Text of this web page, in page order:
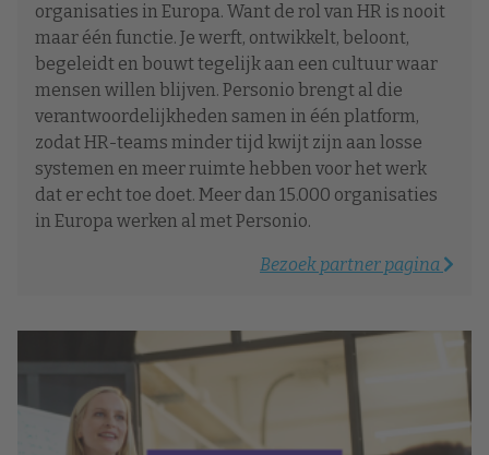
organisaties in Europa. Want de rol van HR is nooit
maar één functie. Je werft, ontwikkelt, beloont,
begeleidt en bouwt tegelijk aan een cultuur waar
mensen willen blijven. Personio brengt al die
verantwoordelijkheden samen in één platform,
zodat HR-teams minder tijd kwijt zijn aan losse
systemen en meer ruimte hebben voor het werk
dat er echt toe doet. Meer dan 15.000 organisaties
in Europa werken al met Personio.
Bezoek partner pagina